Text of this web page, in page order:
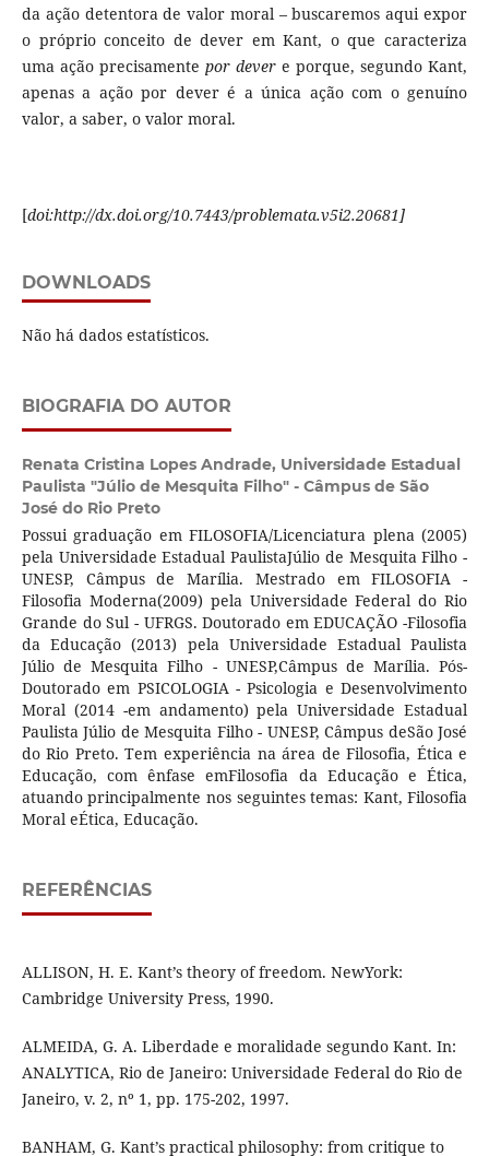
da ação detentora de valor moral – buscaremos aqui expor
o próprio conceito de dever em Kant, o que caracteriza
uma ação precisamente por dever e porque, segundo Kant,
apenas a ação por dever é a única ação com o genuíno
valor, a saber, o valor moral.
[doi:http://dx.doi.org/10.7443/problemata.v5i2.20681]
DOWNLOADS
Não há dados estatísticos.
BIOGRAFIA DO AUTOR
Renata Cristina Lopes Andrade, Universidade Estadual
Paulista "Júlio de Mesquita Filho" - Câmpus de São
José do Rio Preto
Possui graduação em FILOSOFIA/Licenciatura plena (2005)
pela Universidade Estadual PaulistaJúlio de Mesquita Filho -
UNESP, Câmpus de Marília. Mestrado em FILOSOFIA -
Filosofia Moderna(2009) pela Universidade Federal do Rio
Grande do Sul - UFRGS. Doutorado em EDUCAÇÃO -Filosofia
da Educação (2013) pela Universidade Estadual Paulista
Júlio de Mesquita Filho - UNESP,Câmpus de Marília. Pós-
Doutorado em PSICOLOGIA - Psicologia e Desenvolvimento
Moral (2014 -em andamento) pela Universidade Estadual
Paulista Júlio de Mesquita Filho - UNESP, Câmpus deSão José
do Rio Preto. Tem experiência na área de Filosofia, Ética e
Educação, com ênfase emFilosofia da Educação e Ética,
atuando principalmente nos seguintes temas: Kant, Filosofia
Moral eÉtica, Educação.
REFERÊNCIAS
ALLISON, H. E. Kant’s theory of freedom. NewYork:
Cambridge University Press, 1990.
ALMEIDA, G. A. Liberdade e moralidade segundo Kant. In:
ANALYTICA, Rio de Janeiro: Universidade Federal do Rio de
Janeiro, v. 2, nº 1, pp. 175-202, 1997.
BANHAM, G. Kant’s practical philosophy: from critique to